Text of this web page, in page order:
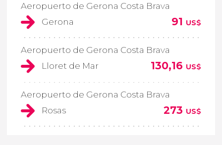
Aeropuerto de Gerona Costa Brava
Gerona
91 US$
Aeropuerto de Gerona Costa Brava
Lloret de Mar
130,16 US$
Aeropuerto de Gerona Costa Brava
Rosas
273 US$